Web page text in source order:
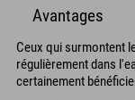
Avantages
Ceux qui surmontent
régulièrement dans
certainement